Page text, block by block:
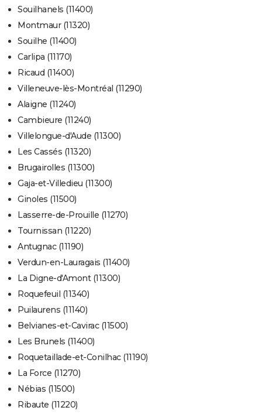
Souilhanels (11400)
Montmaur (11320)
Souilhe (11400)
Carlipa (11170)
Ricaud (11400)
Villeneuve-lès-Montréal (11290)
Alaigne (11240)
Cambieure (11240)
Villelongue-d'Aude (11300)
Les Cassés (11320)
Brugairolles (11300)
Gaja-et-Villedieu (11300)
Ginoles (11500)
Lasserre-de-Prouille (11270)
Tournissan (11220)
Antugnac (11190)
Verdun-en-Lauragais (11400)
La Digne-d'Amont (11300)
Roquefeuil (11340)
Puilaurens (11140)
Belvianes-et-Cavirac (11500)
Les Brunels (11400)
Roquetaillade-et-Conilhac (11190)
La Force (11270)
Nébias (11500)
Ribaute (11220)